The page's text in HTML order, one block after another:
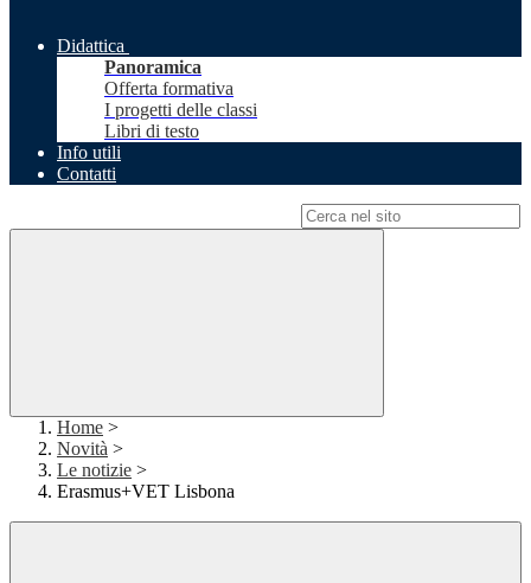
Didattica
Panoramica
Offerta formativa
I progetti delle classi
Libri di testo
Info utili
Contatti
Home >
Novità >
Le notizie >
Erasmus+VET Lisbona